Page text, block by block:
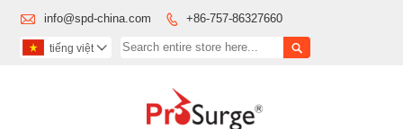
 info@spd-china.com  +86-757-86327660

tiếng việt 